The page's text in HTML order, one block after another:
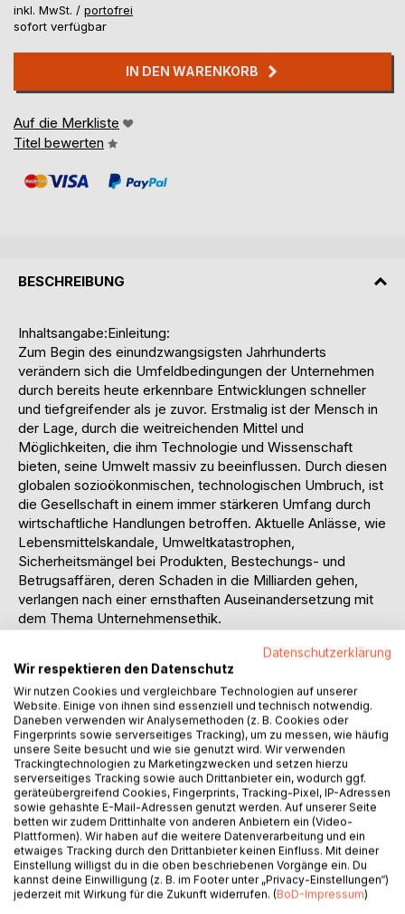
inkl. MwSt. / portofrei
sofort verfügbar
IN DEN WARENKORB
Auf die Merkliste
Titel bewerten
BESCHREIBUNG
Inhaltsangabe:Einleitung:
Zum Begin des einundzwangsigsten Jahrhunderts
verändern sich die Umfeldbedingungen der Unternehmen
durch bereits heute erkennbare Entwicklungen schneller
und tiefgreifender als je zuvor. Erstmalig ist der Mensch in
der Lage, durch die weitreichenden Mittel und
Möglichkeiten, die ihm Technologie und Wissenschaft
bieten, seine Umwelt massiv zu beeinflussen. Durch diesen
globalen sozioökonmischen, technologischen Umbruch, ist
die Gesellschaft in einem immer stärkeren Umfang durch
wirtschaftliche Handlungen betroffen. Aktuelle Anlässe, wie
Lebensmittelskandale, Umweltkatastrophen,
Sicherheitsmängel bei Produkten, Bestechungs- und
Betrugsaffären, deren Schaden in die Milliarden gehen,
verlangen nach einer ernsthaften Auseinandersetzung mit
dem Thema Unternehmensethik.
Unternehmen nicht idealistisch. Es ist auch keineswegs Ziel
dieser Arbeit, über philosophische Theorien und Konzepte
der Ethik zu referieren. Es wird dafür plädiert, daß
Unternehmen Kompatibilitätschancen zwischen sozialer
Verantwortung und sinnvollem ökonomischen Handeln
suchen und auch nutzen. Der Verfasser vertritt die
Meinung, dass es unter spezifisch wirtschaftlichen
Gesichtspunkten nicht nur sinnvoll, sondern auch
erforderlich ist, dass sich ethische Geschäftspraktiken für
ein Unternehmen auszahlen. Es wird somit auch nicht den
Fällen ethische Qualität abgesprochen, in denen erwartet
werden kann, dass unternehmensethisches Verhalten den
positiven Nebeneffekt der Gewinnerzielung mit sich bringt
(im »Gutsein« ist Gewinn verborgen...). Nicht nur die
Datenschutzerklärung
Wir respektieren den Datenschutz
Wir nutzen Cookies und vergleichbare Technologien auf unserer
Website. Einige von ihnen sind essenziell und technisch notwendig.
Daneben verwenden wir Analysemethoden (z. B. Cookies oder
Fingerprints sowie serverseitiges Tracking), um zu messen, wie häufig
unsere Seite besucht und wie sie genutzt wird. Wir verwenden
Trackingtechnologien zu Marketingzwecken und setzen hierzu
serverseitiges Tracking sowie auch Drittanbieter ein, wodurch ggf.
geräteübergreifend Cookies, Fingerprints, Tracking-Pixel, IP-Adressen
sowie gehashte E-Mail-Adressen genutzt werden. Auf unserer Seite
betten wir zudem Drittinhalte von anderen Anbietern ein (Video-
Plattformen). Wir haben auf die weitere Datenverarbeitung und ein
etwaiges Tracking durch den Drittanbieter keinen Einfluss. Mit deiner
Einstellung willigst du in die oben beschriebenen Vorgänge ein. Du
kannst deine Einwilligung (z. B. im Footer unter „Privacy-Einstellungen“)
jederzeit mit Wirkung für die Zukunft widerrufen. (BoD-Impressum)